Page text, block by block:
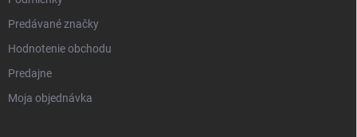
Predávané značky
Hodnotenie obchodu
Predajne
Moja objednávka